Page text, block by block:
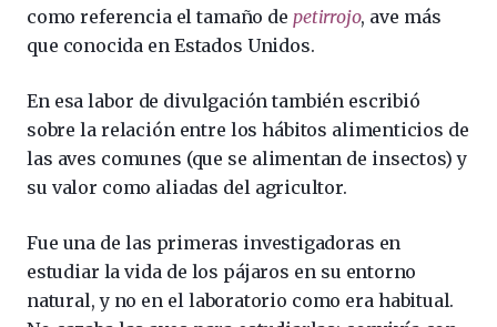
como referencia el tamaño de petirrojo, ave más
que conocida en Estados Unidos.
En esa labor de divulgación también escribió
sobre la relación entre los hábitos alimenticios de
las aves comunes (que se alimentan de insectos) y
su valor como aliadas del agricultor.
Fue una de las primeras investigadoras en
estudiar la vida de los pájaros en su entorno
natural, y no en el laboratorio como era habitual.